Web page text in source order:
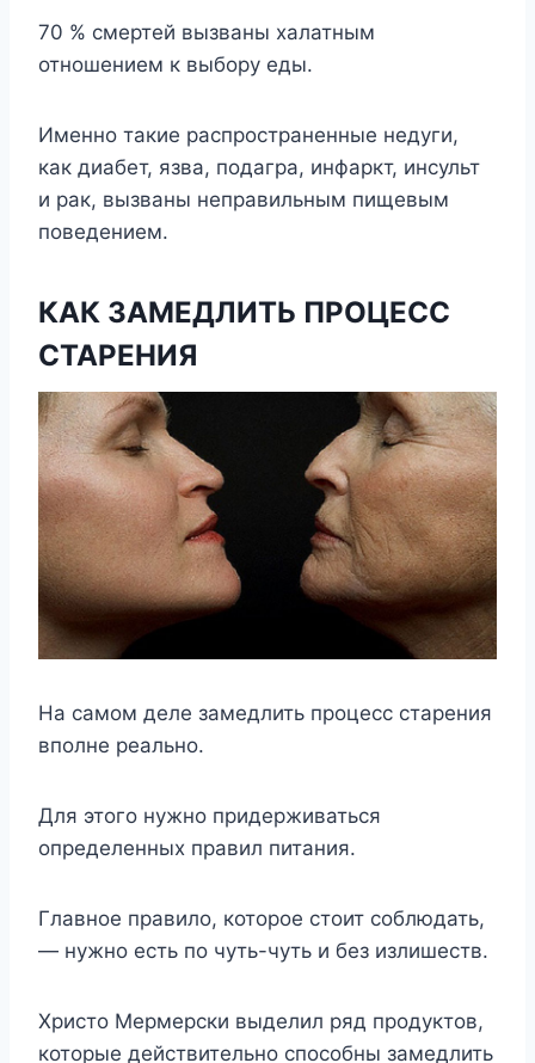
70 % смертей вызваны халатным
отношением к выбору еды.
Именно такие распространенные недуги,
как диабет, язва, подагра, инфаркт, инсульт
и рак, вызваны неправильным пищевым
поведением.
КАК ЗАМЕДЛИТЬ ПРОЦЕСС
СТАРЕНИЯ
На самом деле замедлить процесс старения
вполне реально.
Для этого нужно придерживаться
определенных правил питания.
Главное правило, которое стоит соблюдать,
— нужно есть по чуть-чуть и без излишеств.
Христо Мермерски выделил ряд продуктов,
которые действительно способны замедлить